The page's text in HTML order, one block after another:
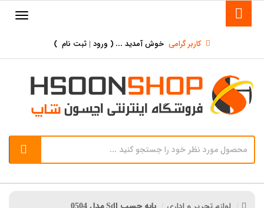
کاربر گرامی خوش آمدید ... ( ورود | ثبت نام )